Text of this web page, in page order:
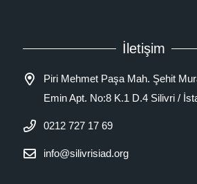
İletişim
Piri Mehmet Paşa Mah. Şehit
Emin Apt. No:8 K.1 D.4 Silivri /
0212 727 17 69
info@silivrisiad.org